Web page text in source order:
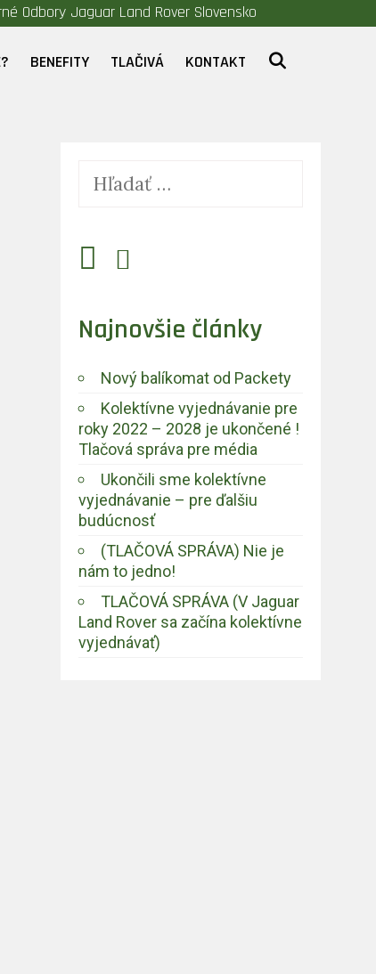
Odbory Jaguar Land Rover Slovensko
BENEFITY TLAČIVÁ KONTAKT
Najnovšie články
Nový balíkomat od Packety
Kolektívne vyjednávanie pre
roky 2022 – 2028 je ukončené !
Tlačová správa pre média
Ukončili sme kolektívne
vyjednávanie – pre ďalšiu
budúcnosť
(TLAČOVÁ SPRÁVA) Nie je
nám to jedno!
TLAČOVÁ SPRÁVA (V Jaguar
Land Rover sa začína kolektívne
vyjednávať)